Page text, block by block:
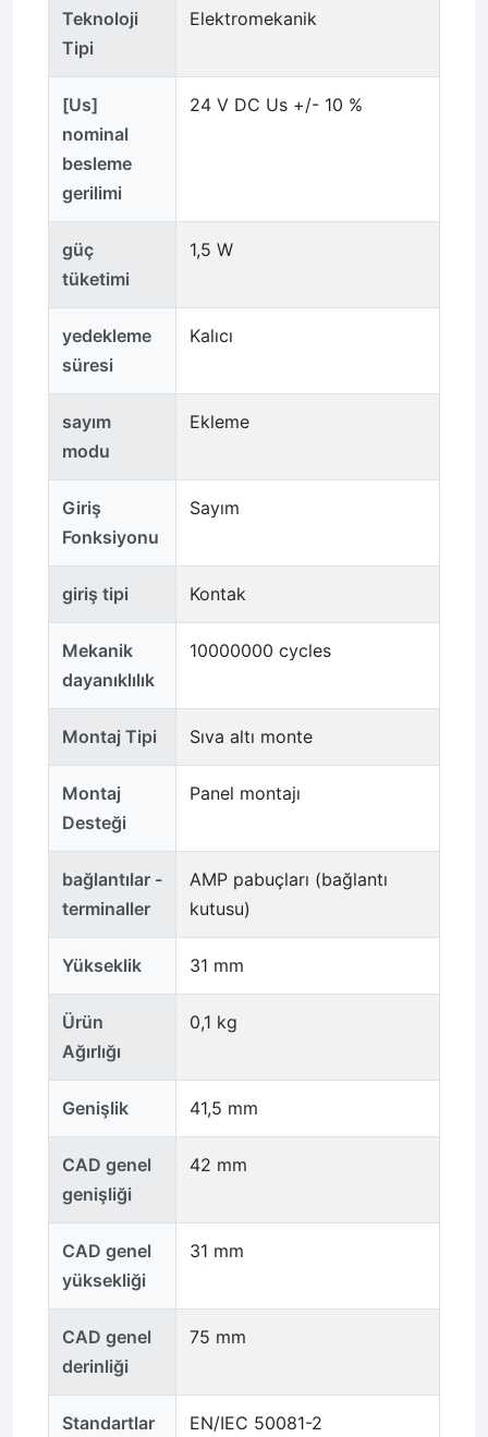
Teknoloji
Tipi
Elektromekanik
[Us]
nominal
besleme
gerilimi
24 V DC Us +/- 10 %
güç
tüketimi
1,5 W
yedekleme
süresi
Kalıcı
sayım
modu
Ekleme
Giriş
Fonksiyonu
Sayım
giriş tipi Kontak
Mekanik
dayanıklılık
10000000 cycles
Montaj Tipi Sıva altı monte
Montaj
Desteği
Panel montajı
bağlantılar -
terminaller
AMP pabuçları (bağlantı
kutusu)
Yükseklik 31 mm
Ürün
Ağırlığı
0,1 kg
Genişlik 41,5 mm
CAD genel
genişliği
42 mm
CAD genel
yüksekliği
31 mm
CAD genel
derinliği
75 mm
Standartlar
EN/IEC 50081-2